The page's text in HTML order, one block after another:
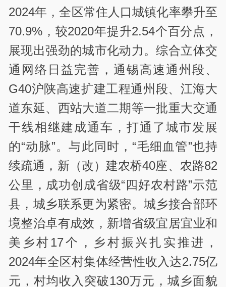
2024年，全区常住人口城镇化率攀升至
70.9%，较2020年提升2.54个百分点，
展现出强劲的城市化动力。综合立体交
通网络日益完善，通锡高速通州段、
G40沪陕高速扩建工程通州段、江海大
道东延、西站大道二期等一批重大交通
干线相继建成通车，打通了城市发展
的“动脉”。与此同时，“毛细血管”也持
续疏通，新（改）建农桥40座、农路82
公里，成功创成省级“四好农村路”示范
县，城乡联系更为紧密。城乡接合部环
境整治卓有成效，新增省级宜居宜业和
美乡村17个，乡村振兴扎实推进，
2024年全区村集体经营性收入达2.75亿
元，村均收入突破130万元，城乡面貌